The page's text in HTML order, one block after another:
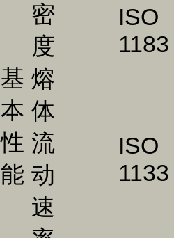
基
本
性
能
密
度
ISO
1183
熔
体
流
动
速
ISO
1133